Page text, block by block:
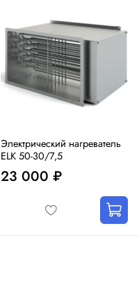
Электрический нагреватель
ELK 50-30/7,5
23 000 ₽